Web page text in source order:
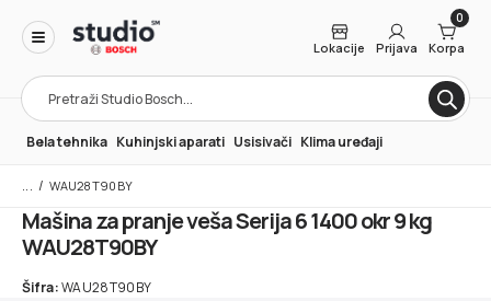
Products
search
Lokacije Prijava
0
Korpa
Bela tehnika Kuhinjski aparati Usisivači Klima uređaji
/ WAU28T90BY
Mašina za pranje veša Serija 6 1400 okr 9 kg
WAU28T90BY
Šifra:WAU28T90BY